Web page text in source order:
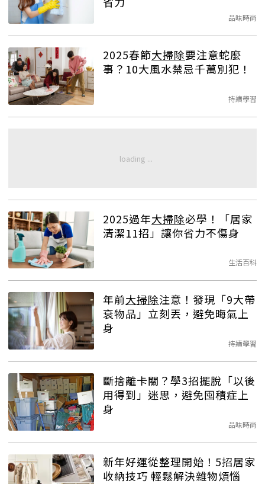
品味時尚
2025春節大掃除要注意蛇麼
事？10大風水禁忌千萬別犯！
持續學習
2025過年大掃除必學！「居家
清潔11招」讓你省力不傷身
生活百科
年前大掃除注意！發現「9大帶
衰物品」立刻丟，避免晦氣上
身
持續學習
斷捨離卡關？學3招擺脫「以後
用得到」迷思，避免囤積症上
身
品味時尚
新年好運從整理開始！5招居家
收納技巧 輕鬆解決雜物煩惱